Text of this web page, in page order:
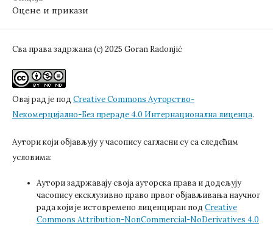
Оцене и прикази
Сва права задржана (c) 2025 Goran Radonjić
Овај рад је под Creative Commons Aуторство-
Nекомерцијално-Без прераде 4.0 Интернационална лиценца.
Аутори који објављују у часопису сагласни су са следећим
условима:
Аутори задржавају своја ауторска права и додељују
часопису ексклузивно право првог објављивања научног
рада који је истовремено лиценциран под Creative
Commons Attribution-NonCommercial-NoDerivatives 4.0